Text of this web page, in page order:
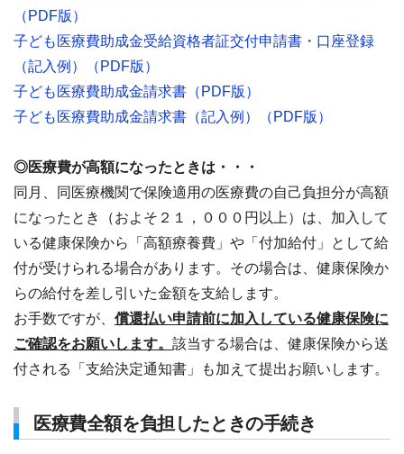
（PDF版）
子ども医療費助成金受給資格者証交付申請書・口座登録
（記入例）（PDF版）
子ども医療費助成金請求書（PDF版）
子ども医療費助成金請求書（記入例）（PDF版）
◎医療費が高額になったときは・・・
同月、同医療機関で保険適用の医療費の自己負担分が高額
になったとき（およそ２１，０００円以上）は、加入して
いる健康保険から「高額療養費」や「付加給付」として給
付が受けられる場合があります。その場合は、健康保険か
らの給付を差し引いた金額を支給します。
お手数ですが、 償還払い申請前に加入している健康保険に
ご確認をお願いします。 該当する場合は、健康保険から送
付される「支給決定通知書」も加えて提出お願いします。
医療費全額を負担したときの手続き